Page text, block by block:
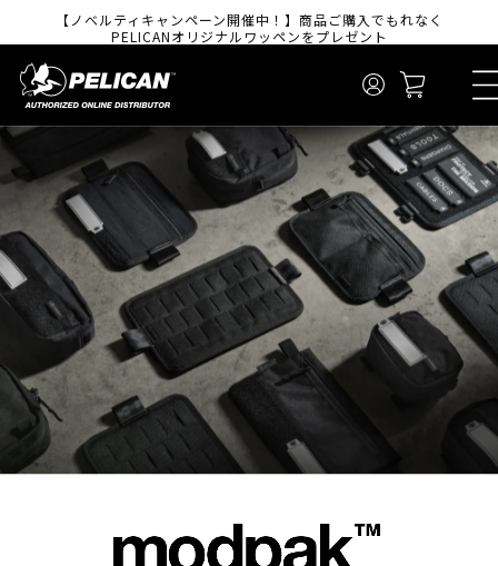
コンテンツに進【ノベルティキャンペーン開催中！】商品ご購入でもれなく
PELICANオリジナルワッペンをプレゼント
ロ
グ
イ
ン
ー